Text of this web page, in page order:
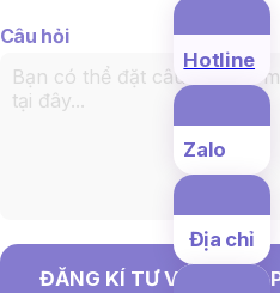
Hotline
Zalo
Địa chỉ
Câu hỏi
ĐĂNG KÍ TƯ VẤN MIỄN